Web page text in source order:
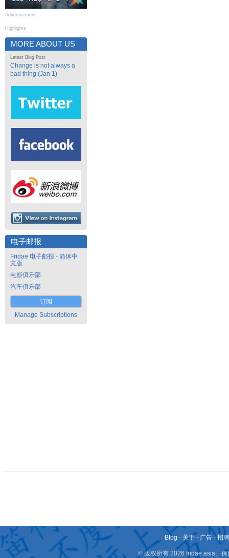
Advertisement
Highlights
MORE ABOUT US
Latest Blog Post
Change is not always a
bad thing (Jan 1)
电子邮报
Fridae 电子邮报 - 简体中
文版
电影俱乐部
汽车俱乐部
订阅
Manage Subscriptions
Blog - 关于 - 广告 -招
© 版权所有 2026 fridae.asia。